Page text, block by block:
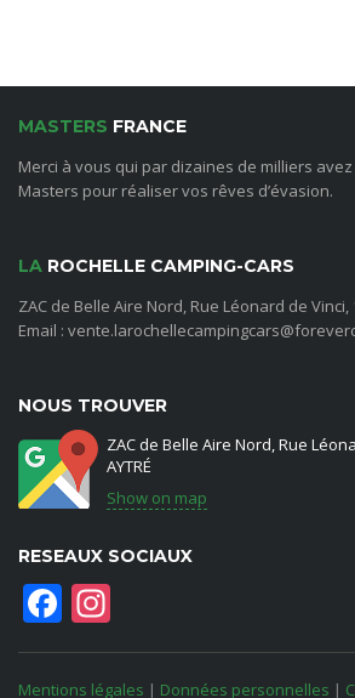
MASTERS FRANCE
Merci à vous qui par dizaines de milliers
Masters pour réaliser vos rêves d’évasion.
LA ROCHELLE CAMPING-CARS
ZAC de Belle Aire Nord, Rue Léonard de Vinci,
Email :
NOUS TROUVER
ZAC de Belle Aire Nord, Rue
AYTRÉ
Show on map
RESEAUX SOCIAUX
Facebook
Mentions légales | Données personnelles |